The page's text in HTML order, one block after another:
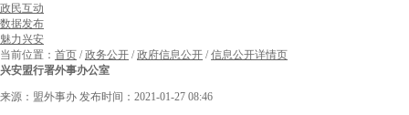
政民互动
数据发布
魅力兴安
当前位置： 首页 /政务公开 /政府信息公开 /信息公开详情页
兴安盟行署外事办公室
来源：盟外事办 发布时间：2021-01-27 08:46